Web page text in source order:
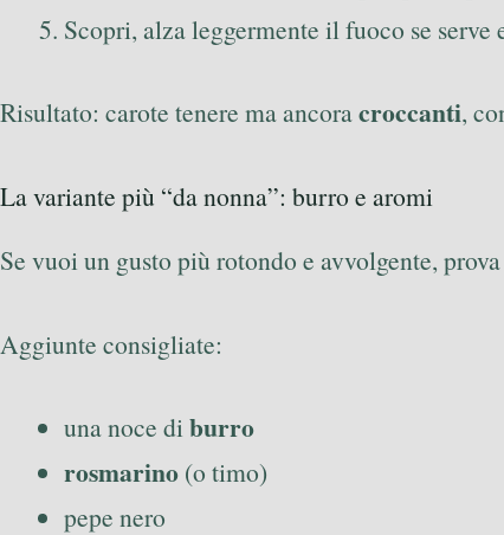
Scopri, alza leggermente il fuoco se serve
Risultato: carote tenere ma ancoracroccanti,
La variante più “da nonna”: burro e aromi
Se vuoi un gusto più rotondo e avvolgente,
Aggiunte consigliate:
una noce diburro
rosmarino (o timo)
pepe nero